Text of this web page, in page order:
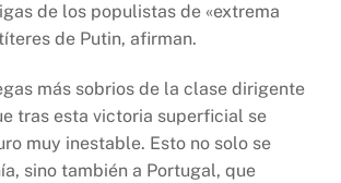
de los populistas de «extrema
de Putin, afirman.
más sobrios de la clase dirigente
tras esta victoria superficial se
muy inestable. Esto no solo se
sino también a Portugal, que